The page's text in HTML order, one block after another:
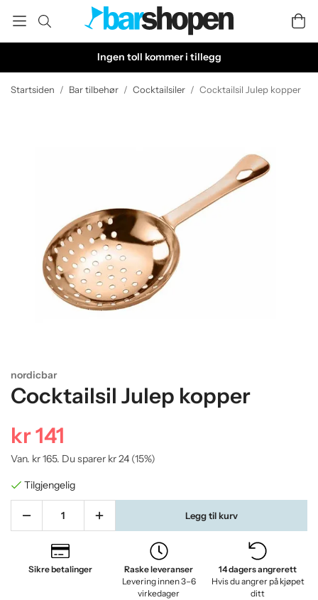
Ingen toll kommer i tillegg
Startsiden / Bar tilbehør / Cocktailsiler / Cocktailsil Julep kopper
nordicbar
Cocktailsil Julep kopper
kr 141
Van. kr 165. Du sparer kr 24 (15%)
Tilgjengelig
Legg til kurv
Sikre betalinger
Raske leveranser
Levering innen 3–6
virkedager
14 dagers angrerett
Hvis du angrer på kjøpet
ditt